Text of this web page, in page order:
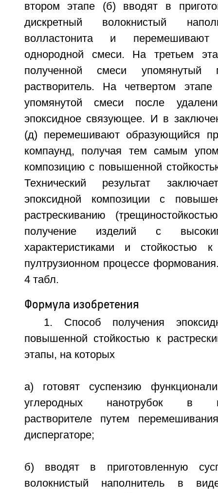
втором этапе (б) вводят в
дискретный волокнистый
волластонита и
однородной смеси. На третьем
полученной смеси упомянутый
растворитель. На четвертом
упомянутой смеси после
эпоксидное связующее. И в
(д) перемешивают образующийся
компаунд, получая тем самым
композицию с повышенной
Технический результат
эпоксидной композиции с
растрескиванию
получение изделий с
характеристиками и стойкостью
пултрузионном процессе
4 табл.
Формула изобретения
1. Способ получения
повышенной стойкостью к
этапы, на которых
а) готовят суспензию
углеродных нанотрубок в
растворителе путем
диспергаторе;
б) вводят в приготовленную
волокнистый наполнитель в